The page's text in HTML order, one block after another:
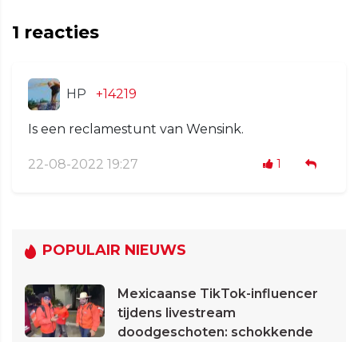
1 reacties
HP +14219
Is een reclamestunt van Wensink.
22-08-2022 19:27 1
POPULAIR NIEUWS
Mexicaanse TikTok-influencer
tijdens livestream
doodgeschoten: schokkende